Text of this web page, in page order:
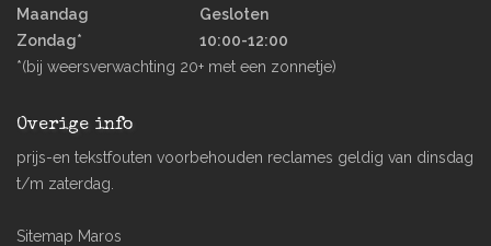
Maandag
Gesloten
Zondag*
10:00-12:00
*(bij weersverwachting 20+ met een zonnetje)
Overige info
prijs-en tekstfouten voorbehouden reclames geldig van dinsdag
t/m zaterdag.
Sitemap Maros